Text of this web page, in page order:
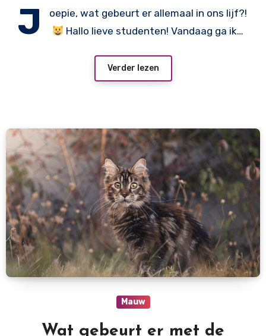
J
oepie, wat gebeurt er allemaal in ons lijf?!
Hallo lieve studenten! Vandaag ga ik…
Verder lezen
Mauw
Wat gebeurt er met de